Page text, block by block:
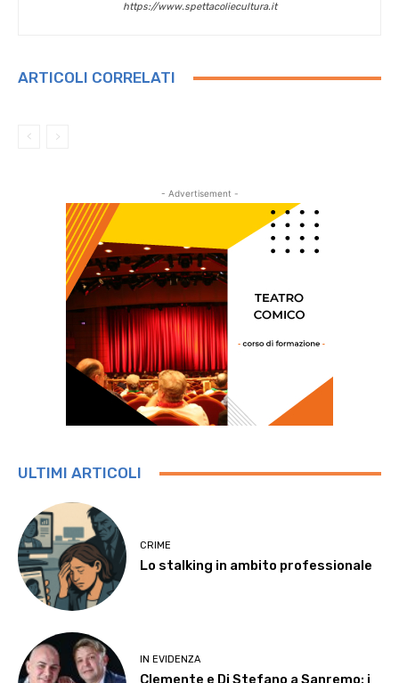
https://www.spettacoliecultura.it
ARTICOLI CORRELATI
- Advertisement -
ULTIMI ARTICOLI
CRIME
Lo stalking in ambito professionale
IN EVIDENZA
Clemente e Di Stefano a Sanremo: i